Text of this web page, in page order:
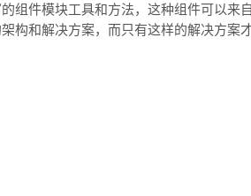
组件模块工具和方法，这种组件可以
构和解决方案，而只有这样的解决方案